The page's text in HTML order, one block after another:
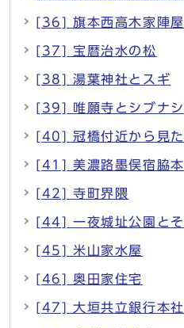
[36] 旗本西高木家陣
[37] 宝暦治水の松
[38] 湯葉神社とスギ
[39] 唯願寺とシブナシ
[40] 冠橋付近から見
[41] 美濃路墨俣宿脇
[42] 寺町界隈
[44] 一夜城址公園と
[45] 米山家水屋
[46] 奥田家住宅
[47] 大垣共立銀行本社